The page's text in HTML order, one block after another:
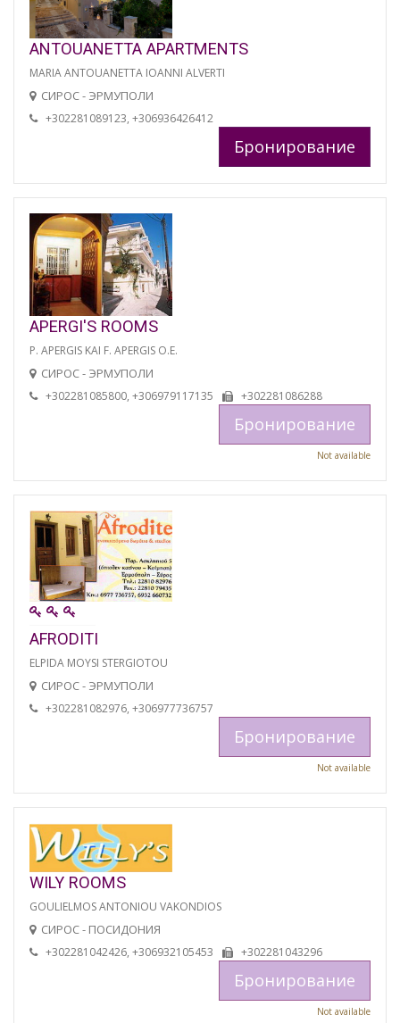
ANTOUANETTA APARTMENTS
MARIA ANTOUANETTA IOANNI ALVERTI
СИРОС - ЭРМУПОЛИ
+302281089123, +306936426412
Бронирование
APERGI'S ROOMS
P. APERGIS KAI F. APERGIS O.E.
СИРОС - ЭРМУПОЛИ
+302281085800, +306979117135 +302281086288
Бронирование
Not available
AFRODITI
ELPIDA MOYSI STERGIOTOU
СИРОС - ЭРМУПОЛИ
+302281082976, +306977736757
Бронирование
Not available
WILY ROOMS
GOULIELMOS ANTONIOU VAKONDIOS
СИРОС - ПОСИДОНИЯ
+302281042426, +306932105453 +302281043296
Бронирование
Not available